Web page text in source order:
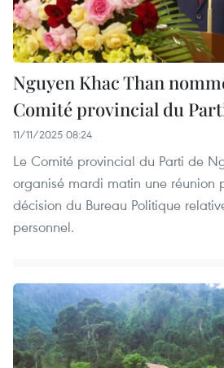
Nguyen Khac Than
Comité provincial du
11/11/2025 08:24
Le Comité provincial du Parti de
organisé mardi matin une réunion
décision du Bureau Politique
personnel.